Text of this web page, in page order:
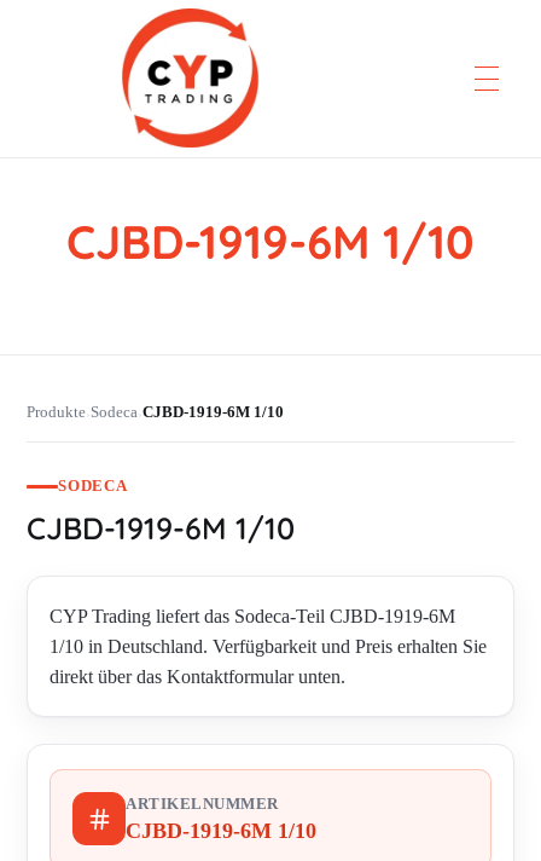
CYP Trading
Professionelle Ersatzteilbeschaffung
CJBD-1919-6M 1/10
Produkte›Sodeca›CJBD-1919-6M 1/10
SODECA
CJBD-1919-6M 1/10
CYP Trading liefert das Sodeca-Teil CJBD-1919-6M
1/10 in Deutschland. Verfügbarkeit und Preis erhalten Sie
direkt über das Kontaktformular unten.
ARTIKELNUMMER
CJBD-1919-6M 1/10